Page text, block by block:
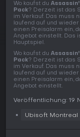
Wo kaufst du
Pack? Derzeit ist das
im Verkauf. Das muss
laufend auf und
einen Preisalarm ein,
Angebot einstellt. Das
Hauptspiel.
Wo kaufst du
Pack? Derzeit ist das
im Verkauf. Das muss
laufend auf und
einen Preisalarm ein,
Angebot einstellt.
Veröffentlichung: 19
Ubisoft Montreal